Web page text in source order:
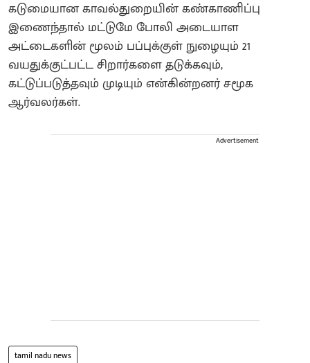
கடுமையான காவல்துறையின் கண்காணிப்பு
இணைந்தால் மட்டுமே போலி அடையாள
அட்டைகளின் மூலம் பப்புக்குள் நுழையும் 21
வயதுக்குட்பட்ட சிறார்களை தடுக்கவும்,
கட்டுப்படுத்தவும் முடியும் என்கின்றனர் சமூக
ஆர்வலர்கள்.
Advertisement
tamil nadu news